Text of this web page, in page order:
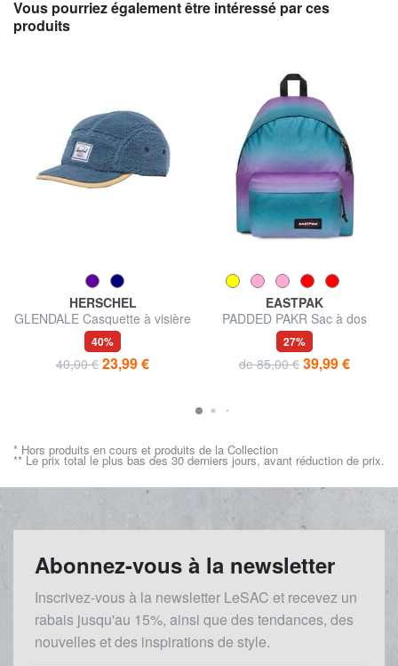
Vous pourriez également être intéressé par ces
produits
HERSCHEL
GLENDALE Casquette à visière
40%
40,00 € 23,99 €
EASTPAK
PADDED PAKR Sac à dos
27%
de 85,00 € 39,99 €
* Hors produits en cours et produits de la Collection
** Le prix total le plus bas des 30 derniers jours, avant réduction de prix.
Abonnez-vous à la newsletter
Inscrivez-vous à la newsletter LeSAC et recevez un
rabais jusqu'au 15%, ainsi que des tendances, des
nouvelles et des inspirations de style.